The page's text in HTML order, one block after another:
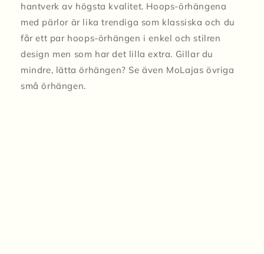
hantverk av högsta kvalitet. Hoops-örhängena
med pärlor är lika trendiga som klassiska och du
får ett par hoops-örhängen i enkel och stilren
design men som har det lilla extra. Gillar du
mindre, lätta örhängen? Se även MoLajas övriga
små örhängen.